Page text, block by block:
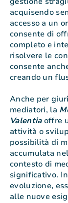
acquisendo
accesso a un
consente di
completo e
risolvere le
consente
creando un
Anche per
mediatori, la
Valentiaoffre
attività o
possibilità di
accumulata
contesto di
significativo.
evoluzione,
alle nuove